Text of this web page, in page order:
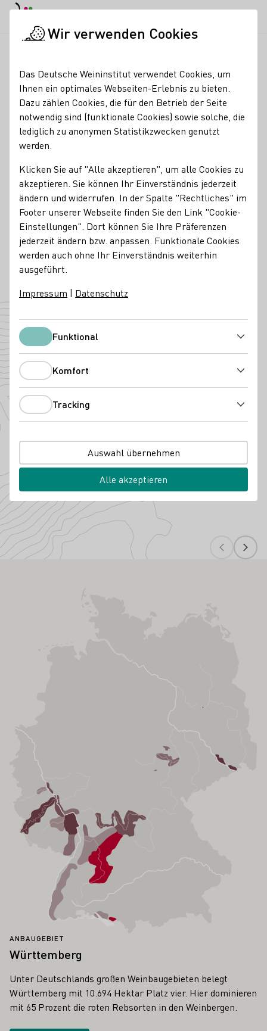
WeinSchmiede
Glühwein
Mitgliedschaften
Württemberger Weingüter e.V
Wein.Im.Puls – Junges Württemberg eG
Kontakt
WeinSchmiede
74679 Weißbach
Deutschland
Angebaute Rebsorten
Spätburgunder
ANBAUGEBIET
Württemberg
Unter Deutschlands großen Weinbaugebieten belegt
Württemberg mit 10.694 Hektar Platz vier. Hier dominieren
mit 65 Prozent die roten Rebsorten in den Weinbergen.
Wir verwenden Cookies
Das Deutsche Weininstitut verwendet Cookies, um
Ihnen ein optimales Webseiten-Erlebnis zu bieten.
Dazu zählen Cookies, die für den Betrieb der Seite
notwendig sind (funktionale Cookies) sowie solche, die
lediglich zu anonymen Statistikzwecken genutzt
werden.
Klicken Sie auf "Alle akzeptieren", um alle Cookies zu
akzeptieren. Sie können Ihr Einverständnis jederzeit
ändern und widerrufen. In der Spalte "Rechtliches" im
Footer unserer Webseite finden Sie den Link "Cookie-
Einstellungen". Dort können Sie Ihre Präferenzen
jederzeit ändern bzw. anpassen. Funktionale Cookies
werden auch ohne Ihr Einverständnis weiterhin
ausgeführt.
Impressum | Datenschutz
FunktionalFunktional
Komfort
Tracking
Auswahl übernehmen
Alle akzeptieren